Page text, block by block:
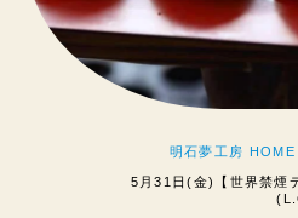
明石夢工房 HOME
5月31日(金)【世界禁煙